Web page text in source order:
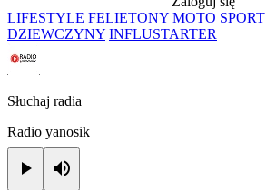
LIFESTYLE FELIETONY MOTO SPORT
DZIEWCZYNY INFLUSTARTER
Słuchaj radia
Radio yanosik
Play